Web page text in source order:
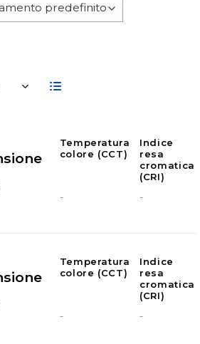
Temperatura
colore (CCT)
Indice
resa
cromatica
(CRI)
-
-
Temperatura
colore (CCT)
Indice
resa
cromatica
(CRI)
-
-